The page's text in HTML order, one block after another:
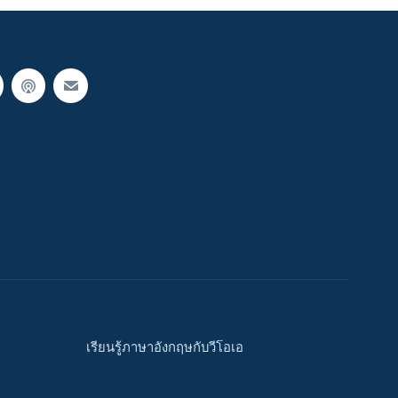
เรียนรู้ภาษาอังกฤษกับวีโอเอ